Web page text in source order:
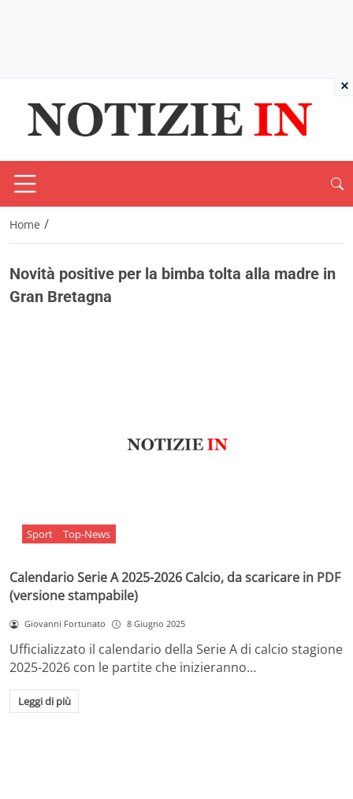
Home /
Novità positive per la bimba tolta alla madre in
Gran Bretagna
Sport Top-News
Calendario Serie A 2025-2026 Calcio, da scaricare in PDF
(versione stampabile)
Giovanni Fortunato 8 Giugno 2025
Ufficializzato il calendario della Serie A di calcio stagione
2025-2026 con le partite che inizieranno…
Leggi di più
×